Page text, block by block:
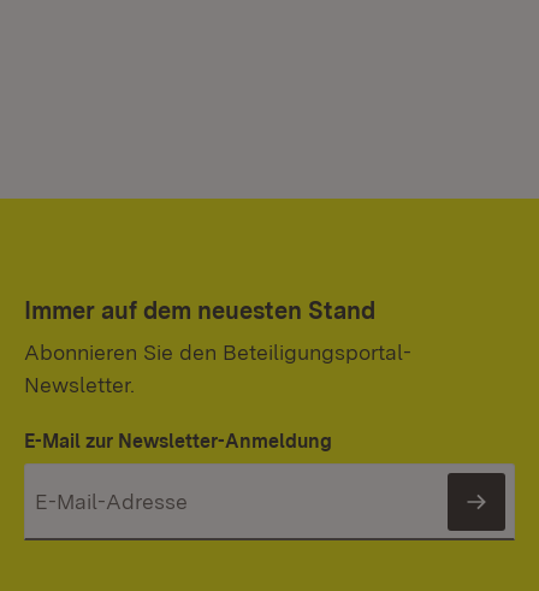
Immer auf dem neuesten Stand
Abonnieren Sie den Beteiligungsportal-
Newsletter.
E-Mail zur Newsletter-Anmeldung